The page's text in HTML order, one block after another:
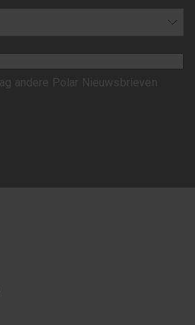
andere Polar Nieuwsbrieven